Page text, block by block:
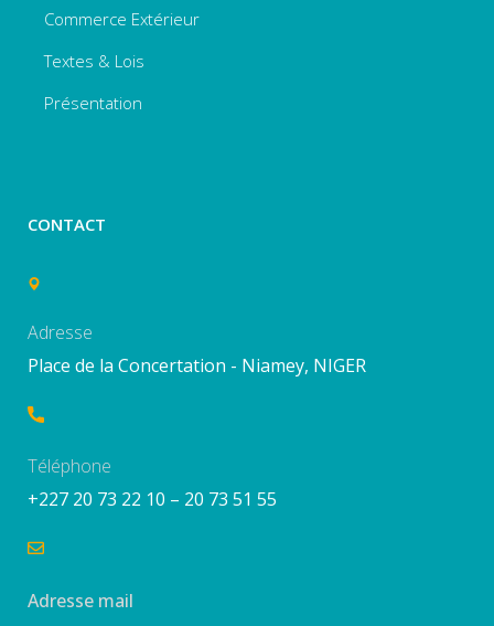
Commerce Extérieur
Textes & Lois
Présentation
CONTACT
Adresse
Place de la Concertation - Niamey, NIGER
Téléphone
+227 20 73 22 10 – 20 73 51 55
Adresse mail